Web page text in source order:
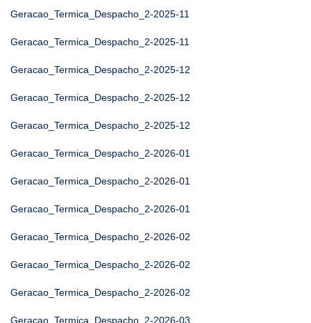
Geracao_Termica_Despacho_2-2025-11
Geracao_Termica_Despacho_2-2025-11
Geracao_Termica_Despacho_2-2025-12
Geracao_Termica_Despacho_2-2025-12
Geracao_Termica_Despacho_2-2025-12
Geracao_Termica_Despacho_2-2026-01
Geracao_Termica_Despacho_2-2026-01
Geracao_Termica_Despacho_2-2026-01
Geracao_Termica_Despacho_2-2026-02
Geracao_Termica_Despacho_2-2026-02
Geracao_Termica_Despacho_2-2026-02
Geracao_Termica_Despacho_2-2026-03